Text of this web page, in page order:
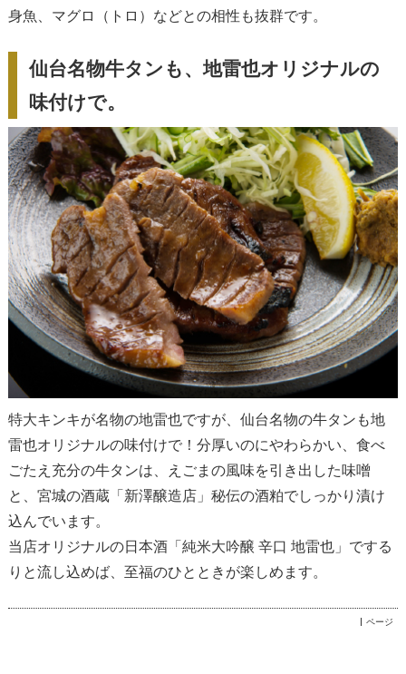
身魚、マグロ（トロ）などとの相性も抜群です。
仙台名物牛タンも、地雷也オリジナルの
味付けで。
特大キンキが名物の地雷也ですが、仙台名物の牛タンも地
雷也オリジナルの味付けで！分厚いのにやわらかい、食べ
ごたえ充分の牛タンは、えごまの風味を引き出した味噌
と、宮城の酒蔵「新澤醸造店」秘伝の酒粕でしっかり漬け
込んでいます。
当店オリジナルの日本酒「純米大吟醸 辛口 地雷也」でする
りと流し込めば、至福のひとときが楽しめます。
ページ